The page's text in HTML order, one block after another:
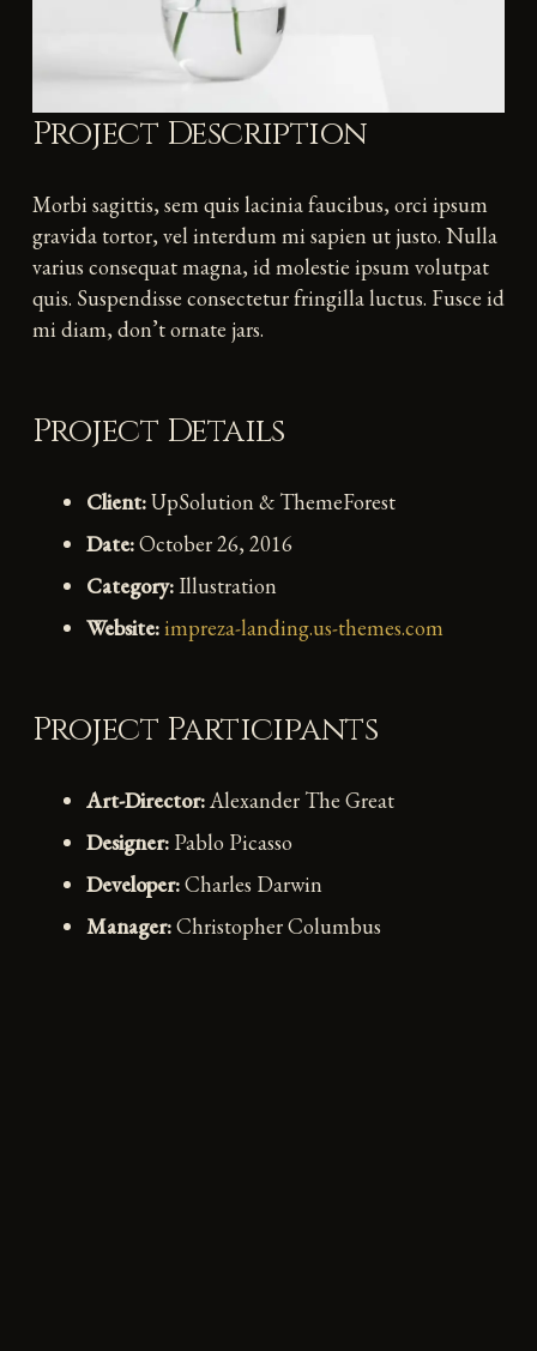
Project Description
Morbi sagittis, sem quis lacinia faucibus, orci ipsum
gravida tortor, vel interdum mi sapien ut justo. Nulla
varius consequat magna, id molestie ipsum volutpat
quis. Suspendisse consectetur fringilla luctus. Fusce id
mi diam, don’t ornate jars.
Project Details
Client:UpSolution & ThemeForest
Date:October 26, 2016
Category: Illustration
Website:impreza-landing.us-themes.com
Project Participants
Art-Director:Alexander The Great
Designer: Pablo Picasso
Developer:Charles Darwin
Manager:Christopher Columbus